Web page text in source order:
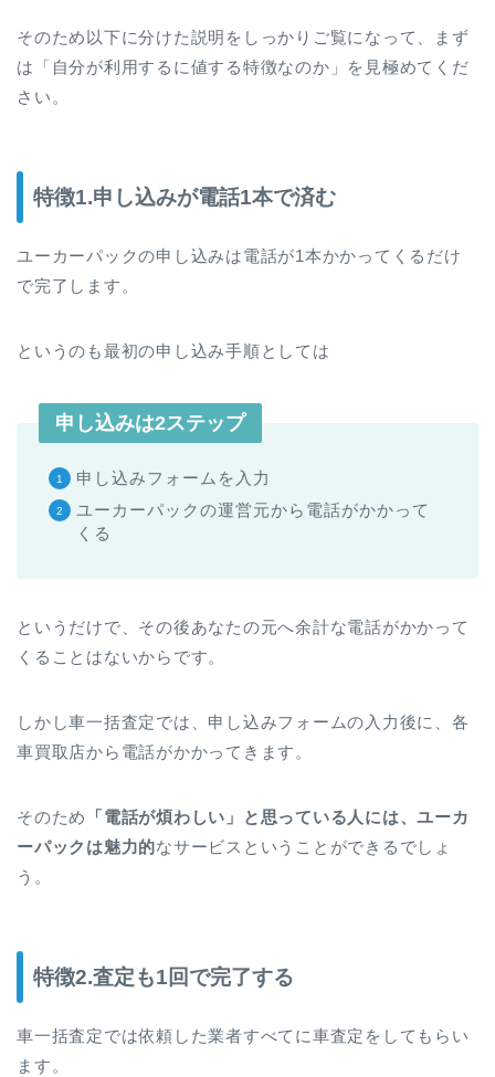
そのため以下に分けた説明をしっかりご覧になって、まず
は「自分が利用するに値する特徴なのか」を見極めてくだ
さい。
特徴1.申し込みが電話1本で済む
ユーカーパックの申し込みは電話が1本かかってくるだけ
で完了します。
というのも最初の申し込み手順としては
申し込みは2ステップ
申し込みフォームを入力
ユーカーパックの運営元から電話がかかって
くる
というだけで、その後あなたの元へ余計な電話がかかって
くることはないからです。
しかし車一括査定では、申し込みフォームの入力後に、各
車買取店から電話がかかってきます。
そのため
「電話が煩わしい」と思っている人には、ユーカ
ーパックは魅力的なサービスということができるでしょ
う。
特徴2.査定も1回で完了する
車一括査定では依頼した業者すべてに車査定をしてもらい
ます。